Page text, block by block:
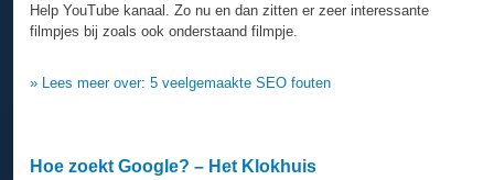
Help YouTube kanaal. Zo nu en dan zitten er zeer interessante
filmpjes bij zoals ook onderstaand filmpje.
» Lees meer over: 5 veelgemaakte SEO fouten
Hoe zoekt Google? – Het Klokhuis